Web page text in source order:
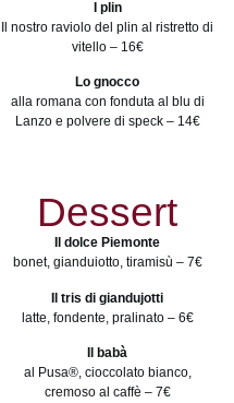
I plin
Il nostro raviolo del plin al ristretto di
vitello – 16€
Lo gnocco
alla romana con fonduta al blu di
Lanzo e polvere di speck – 14€
Dessert
Il dolce Piemonte
bonet, gianduiotto, tiramisù – 7€
Il tris di giandujotti
latte, fondente, pralinato – 6€
Il babà
al Pusa®, cioccolato bianco,
cremoso al caffè – 7€